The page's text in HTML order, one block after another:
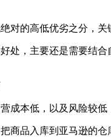
对的高低优劣之分，
处，主要还是需要结
成本低，以及风险较
商品入库到亚马逊的